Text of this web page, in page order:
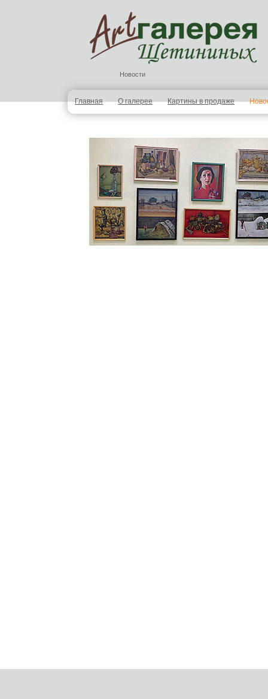
Новости
Главная О галерее Картины в продаже